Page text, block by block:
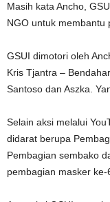
Masih kata Ancho,
NGO untuk membantu
GSUI dimotori oleh
Kris Tjantra –
Santoso dan Aszka.
Selain aksi melalui
didarat berupa
Pembagian sembako
pembagian masker ke-